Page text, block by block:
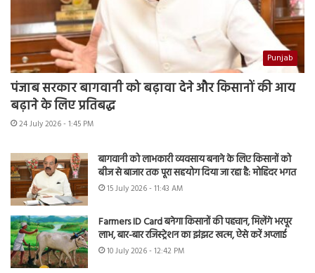
Punjab
पंजाब सरकार बागवानी को बढ़ावा देने और किसानों की आय
बढ़ाने के लिए प्रतिबद्ध
24 July 2026 - 1:45 PM
बागवानी को लाभकारी व्यवसाय बनाने के लिए किसानों को
बीज से बाजार तक पूरा सहयोग दिया जा रहा है: मोहिंदर भगत
15 July 2026 - 11:43 AM
Farmers ID Card बनेगा किसानों की पहचान, मिलेंगे भरपूर
लाभ, बार-बार रजिस्ट्रेशन का झंझट खत्म, ऐसे करें अप्लाई
10 July 2026 - 12:42 PM